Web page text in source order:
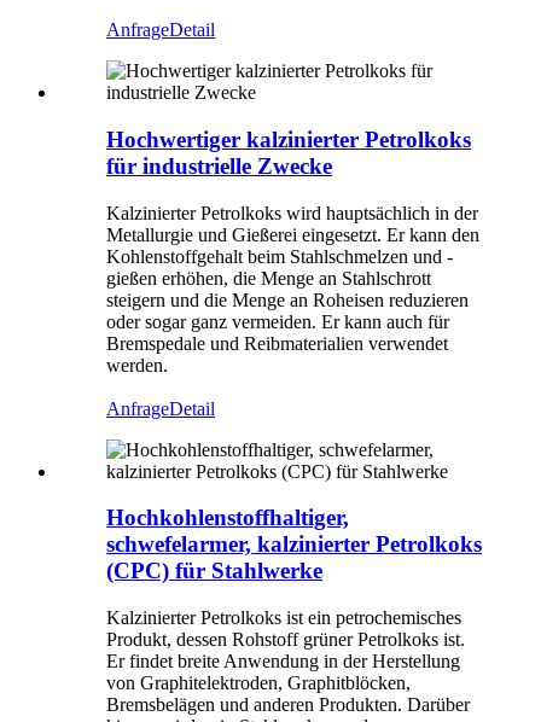
AnfrageDetail
Hochwertiger kalzinierter Petrolkoks
für industrielle Zwecke
Kalzinierter Petrolkoks wird hauptsächlich in der
Metallurgie und Gießerei eingesetzt. Er kann den
Kohlenstoffgehalt beim Stahlschmelzen und -
gießen erhöhen, die Menge an Stahlschrott
steigern und die Menge an Roheisen reduzieren
oder sogar ganz vermeiden. Er kann auch für
Bremspedale und Reibmaterialien verwendet
werden.
AnfrageDetail
Hochkohlenstoffhaltiger,
schwefelarmer, kalzinierter Petrolkoks
(CPC) für Stahlwerke
Kalzinierter Petrolkoks ist ein petrochemisches
Produkt, dessen Rohstoff grüner Petrolkoks ist.
Er findet breite Anwendung in der Herstellung
von Graphitelektroden, Graphitblöcken,
Bremsbelägen und anderen Produkten. Darüber